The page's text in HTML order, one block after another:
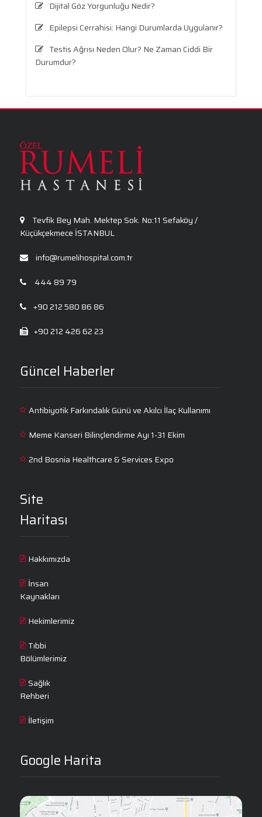
Dijital Göz Yorgunluğu Nedir?
Epilepsi Cerrahisi: Hangi Durumlarda Uygulanır?
Testis Ağrısı Neden Olur? Ne Zaman Ciddi Bir
Durumdur?
Aronya Faydaları Nelerdir?
Kalp Ritim Bozukluğu
Anksiyete Bozukluğu: Belirtiler, Nedenler, Tanı
ve Etkili Tedavi Seçenekleri
Tevfik Bey Mah. Mektep Sok. No:11 Sefaköy /
Küçükçekmece İSTANBUL
info@rumelihospital.com.tr
444 89 79
+90 212 580 86 86
+90 212 426 62 23
Güncel Haberler
Antibiyotik Farkındalık Günü ve Akılcı İlaç Kullanımı
Meme Kanseri Bilinçlendirme Ayı 1-31 Ekim
2nd Bosnia Healthcare & Services Expo
Site
Haritası
Hakkımızda
İnsan
Kaynakları
Hekimlerimiz
Tıbbi
Bölümlerimiz
Sağlık
Rehberi
İletişim
Google Harita